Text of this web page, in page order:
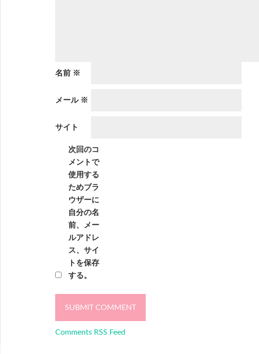
名前 ※
メール ※
サイト
次回のコ
メントで
使用する
ためブラ
ウザーに
自分の名
前、メー
ルアドレ
ス、サイ
トを保存
する。
Comments RSS Feed